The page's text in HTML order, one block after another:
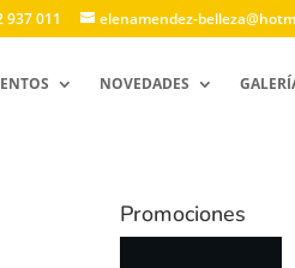
937 011 elenamendez-
NOVEDADES
Promociones